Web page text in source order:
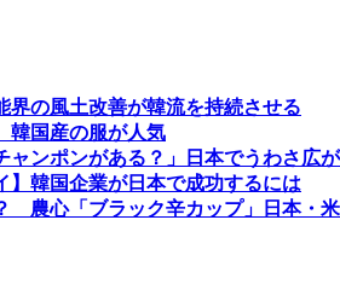
界の風土改善が韓流を持続させる
韓国産の服が人気
ャンポンがある？」日本でうわさ広
】韓国企業が日本で成功するには
農心「ブラック辛カップ」日本・